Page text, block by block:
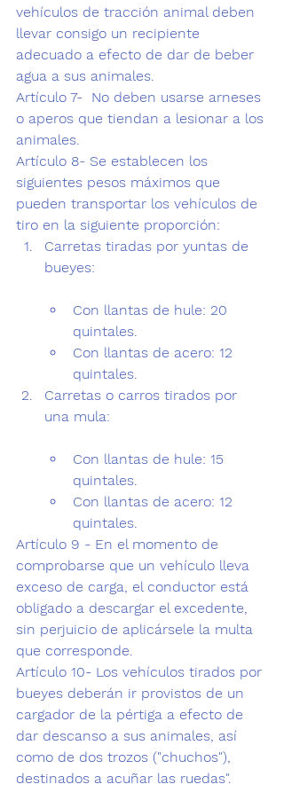
vehículos de tracción animal deben
llevar consigo un recipiente
adecuado a efecto de dar de beber
agua a sus animales.
Artículo 7-  No deben usarse arneses
o aperos que tiendan a lesionar a los
animales.
Artículo 8- Se establecen los
siguientes pesos máximos que
pueden transportar los vehículos de
tiro en la siguiente proporción:
Carretas tiradas por yuntas de
Con llantas de hule: 20
quintales.
Con llantas de acero: 12
quintales.
Carretas o carros tirados por
Con llantas de hule: 15
quintales.
Con llantas de acero: 12
quintales.
Artículo 9 - En el momento de
comprobarse que un vehículo lleva
exceso de carga, el conductor está
obligado a descargar el excedente,
sin perjuicio de aplicársele la multa
que corresponde.
Artículo 10- Los vehículos tirados por
bueyes deberán ir provistos de un
cargador de la pértiga a efecto de
dar descanso a sus animales, así
como de dos trozos ("chuchos"),
destinados a acuñar las ruedas".